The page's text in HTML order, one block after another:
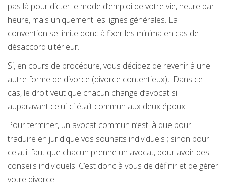
pas là pour dicter le mode d’emploi de votre vie, heure par
heure, mais uniquement les lignes générales. La
convention se limite donc à fixer les minima en cas de
désaccord ultérieur.
Si, en cours de procédure, vous décidez de revenir à une
autre forme de divorce (divorce contentieux), Dans ce
cas, le droit veut que chacun change d’avocat si
auparavant celui-ci était commun aux deux époux.
Pour terminer, un avocat commun n’est là que pour
traduire en juridique vos souhaits individuels ; sinon pour
cela, il faut que chacun prenne un avocat, pour avoir des
conseils individuels. C’est donc à vous de définir et de gérer
votre divorce.